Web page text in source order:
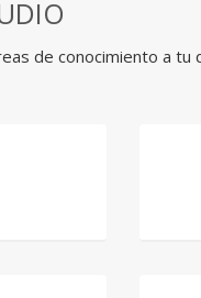
de conocimiento a tu